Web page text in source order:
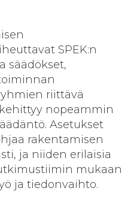
SPEK:n
säädökset,
riittävä
nopeammin
Asetukset
rakentamisen
ja niiden erilaisia
mukaan
ja tiedonvaihto.